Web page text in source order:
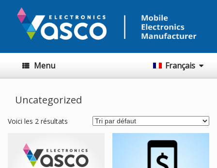
Menu Français
Uncategorized
Voici les 2 résultats